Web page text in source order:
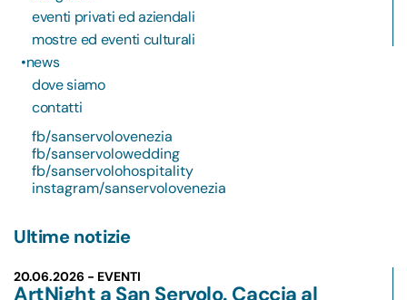
eventi privati ed aziendali
mostre ed eventi culturali
news
dove siamo
contatti
fb/sanservolovenezia
fb/sanservolowedding
fb/sanservolohospitality
instagram/sanservolovenezia
Ultime notizie
20.06.2026 - EVENTI
ArtNight a San Servolo. Caccia al